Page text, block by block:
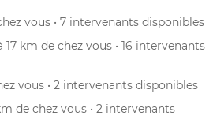
vous • 7 intervenants disponibles
17 km de chez vous • 16 intervenants
vous • 2 intervenants disponibles
de chez vous • 2 intervenants